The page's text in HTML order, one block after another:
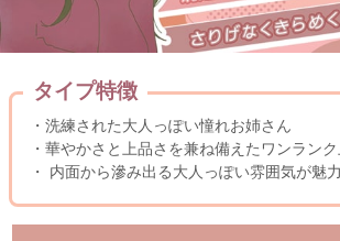
タイプ特徴
・洗練された大人っぽい憧れお姉さん
・華やかさと上品さを兼ね備えたワンラン
・ 内面から滲み出る大人っぽい雰囲気が魅力